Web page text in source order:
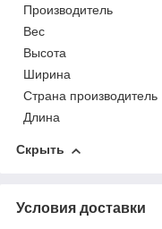
Производитель
Вес
Высота
Ширина
Страна производитель
Длина
Скрыть
Условия доставки